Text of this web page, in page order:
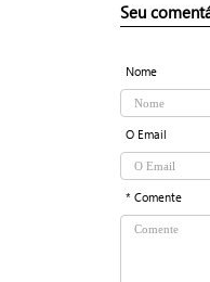
Seu
Nome
O Email
* Comente